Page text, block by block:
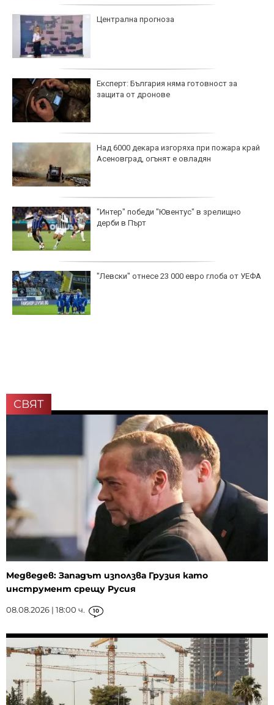
Централна прогноза
Експерт: България няма готовност за
защита от дронове
Над 6000 декара изгоряха при пожара край
Асеновград, огънят е овладян
"Интер" победи "Ювентус" в зрелищно
дерби в Пърт
"Левски" отнесе 23 000 евро глоба от УЕФА
СВЯТ
Медведев: Западът използва Грузия като
инструмент срещу Русия
08.08.2026 | 18:00 ч. 10